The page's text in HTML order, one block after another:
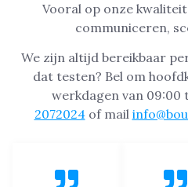
Vooral op onze
communiceren,
We zijn altijd bereikbaar
dat testen? Bel om
werkdagen van 09:00
2072024of mail